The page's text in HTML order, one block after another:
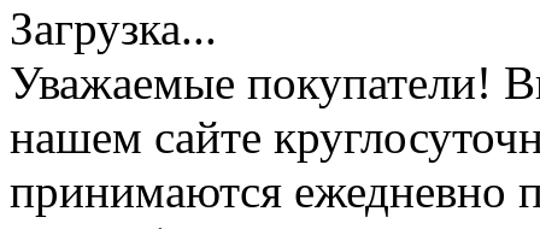
Загрузка...
Уважаемые покупатели!
нашем сайте
принимаются ежедневно